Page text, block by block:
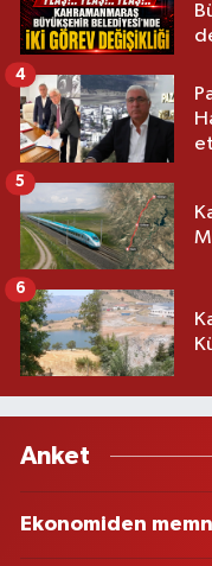
4
5
6
Anket
Ekonomiden